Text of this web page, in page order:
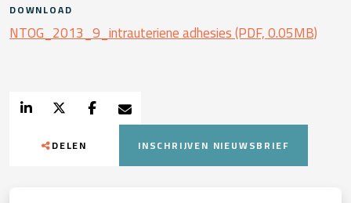
DOWNLOAD
NTOG_2013_9_intrauteriene adhesies (PDF, 0.05MB)
DELEN INSCHRIJVEN NIEUWSBRIEF